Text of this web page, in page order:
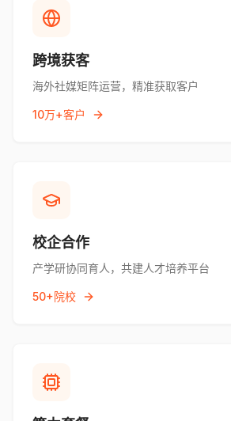
跨境获客
海外社媒矩阵运营，精准获取客户
10万+客户
校企合作
产学研协同育人，共建人才培养平台
50+院校